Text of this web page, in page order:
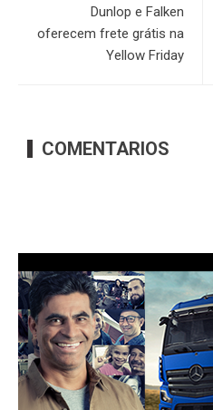
Dunlop e Falken
oferecem frete grátis na
Yellow Friday
COMENTARIOS